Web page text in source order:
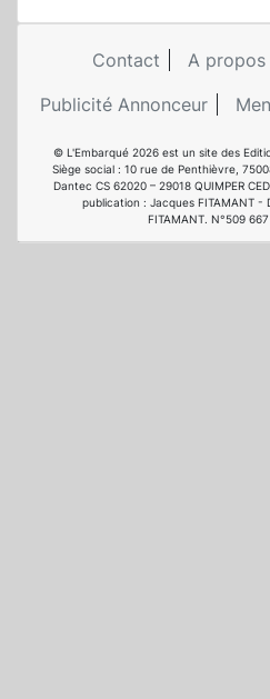
Contact
A propos
Publicité Annonceur
© L'Embarqué 2026 est un site des
Siège social : 10 rue de Penthièvre,
Dantec CS 62020 – 29018 QUIMPER
publication : Jacques FITAMANT -
FITAMANT. N°509 667